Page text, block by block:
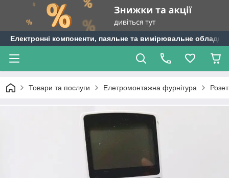
Електронні компоненти, паяльне та вимірювальне
Товари та послуги Елетромонтажна фурнітура